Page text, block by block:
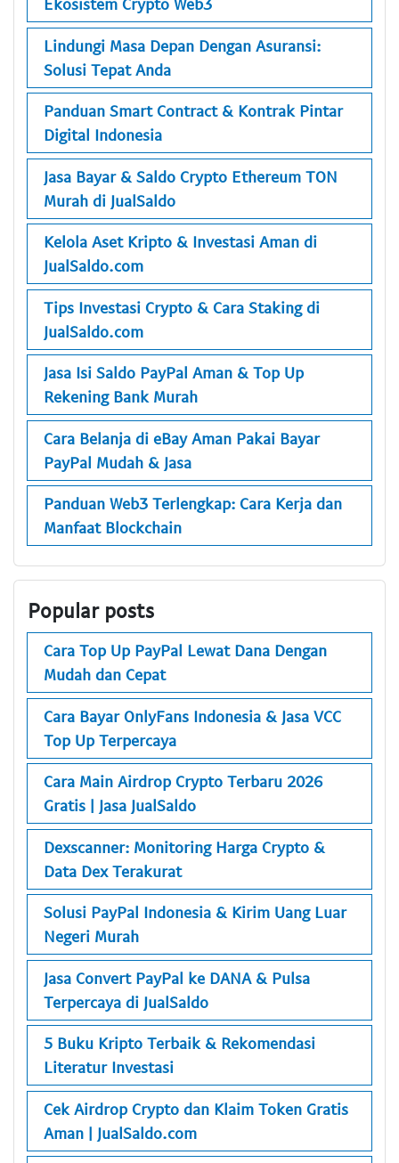
Lindungi Masa Depan Dengan Asuransi:
Solusi Tepat Anda
Panduan Smart Contract & Kontrak Pintar
Digital Indonesia
Jasa Bayar & Saldo Crypto Ethereum TON
Murah di JualSaldo
Kelola Aset Kripto & Investasi Aman di
JualSaldo.com
Tips Investasi Crypto & Cara Staking di
JualSaldo.com
Jasa Isi Saldo PayPal Aman & Top Up
Rekening Bank Murah
Cara Belanja di eBay Aman Pakai Bayar
PayPal Mudah & Jasa
Panduan Web3 Terlengkap: Cara Kerja dan
Manfaat Blockchain
Popular posts
Cara Top Up PayPal Lewat Dana Dengan
Mudah dan Cepat
Cara Bayar OnlyFans Indonesia & Jasa VCC
Top Up Terpercaya
Cara Main Airdrop Crypto Terbaru 2026
Gratis | Jasa JualSaldo
Dexscanner: Monitoring Harga Crypto &
Data Dex Terakurat
Solusi PayPal Indonesia & Kirim Uang Luar
Negeri Murah
Jasa Convert PayPal ke DANA & Pulsa
Terpercaya di JualSaldo
5 Buku Kripto Terbaik & Rekomendasi
Literatur Investasi
Cek Airdrop Crypto dan Klaim Token Gratis
Aman | JualSaldo.com